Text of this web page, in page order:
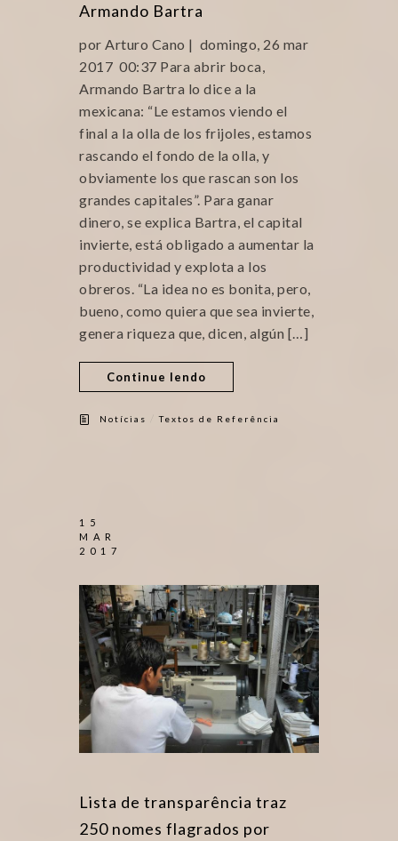
Armando Bartra
por Arturo Cano | domingo, 26 mar
2017 00:37 Para abrir boca,
Armando Bartra lo dice a la
mexicana: “Le estamos viendo el
final a la olla de los frijoles, estamos
rascando el fondo de la olla, y
obviamente los que rascan son los
grandes capitales”. Para ganar
dinero, se explica Bartra, el capital
invierte, está obligado a aumentar la
productividad y explota a los
obreros. “La idea no es bonita, pero,
bueno, como quiera que sea invierte,
genera riqueza que, dicen, algún […]
Continue lendo
Notícias /Textos de Referência
15
MAR
2017
Lista de transparência traz
250 nomes flagrados por